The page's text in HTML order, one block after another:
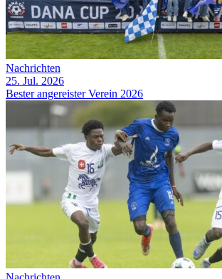
Nachrichten
25. Jul. 2026
Bester angereister Verein 2026